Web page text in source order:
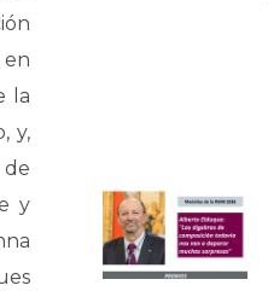
en
la
y,
de
y